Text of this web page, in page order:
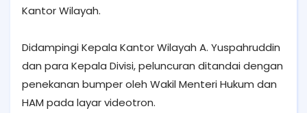
Kantor Wilayah.
Didampingi Kepala Kantor Wilayah A. Yuspahruddin
dan para Kepala Divisi, peluncuran ditandai dengan
penekanan bumper oleh Wakil Menteri Hukum dan
HAM pada layar videotron.